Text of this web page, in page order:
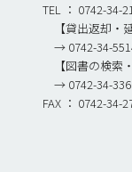
TEL ： 0742-34-
【貸出返却・延
→ 0742-34-5514
【図書の検索・
→ 0742-34-3366
FAX ： 0742-34-